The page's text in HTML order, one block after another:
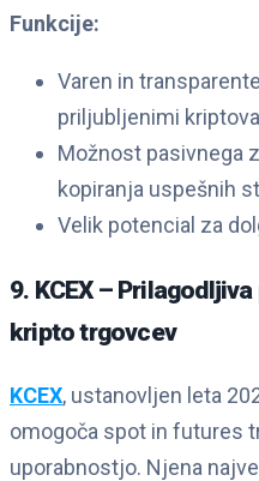
Funkcije:
Varen in
priljubljenimi
Možnost pasivnega
kopiranja uspešnih
Velik potencial za
9. KCEX –
kripto trgovcev
KCEX, ustanovljen leta
omogoča spot in futures
uporabnostjo. Njena